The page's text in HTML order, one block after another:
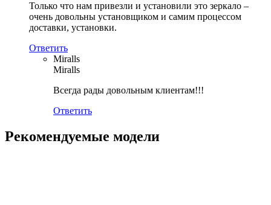
Только что нам привезли и установили это зеркало –
очень довольны установщиком и самим процессом
доставки, установки.
Ответить
Miralls
Miralls
Всегда рады довольным клиентам!!!
Ответить
Рекомендуемые модели